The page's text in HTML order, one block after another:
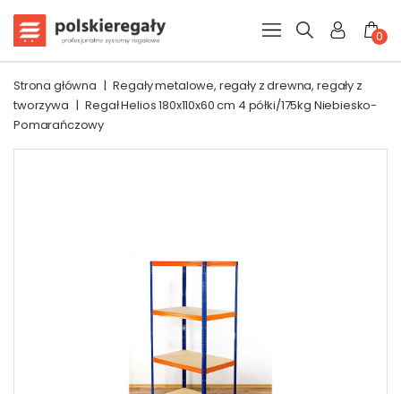
0
Strona główna | Regały metalowe, regały z drewna, regały z
tworzywa | Regał Helios 180x110x60 cm 4 półki/175kg Niebiesko-
Pomarańczowy